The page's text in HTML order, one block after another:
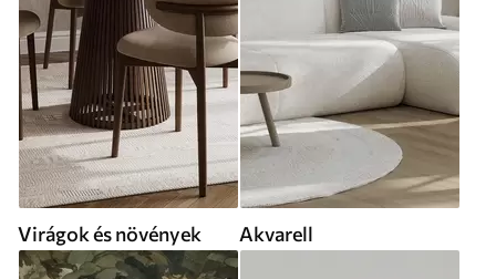
Virágok és növények Akvarell